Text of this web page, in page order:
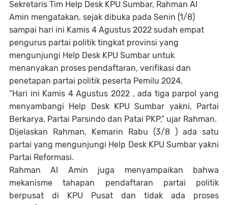
Sekretaris Tim Help Desk KPU Sumbar, Rahman Al
Amin mengatakan, sejak dibuka pada Senin (1/8)
sampai hari ini Kamis 4 Agustus 2022 sudah empat
pengurus partai politik tingkat provinsi yang
mengunjungi Help Desk KPU Sumbar untuk
menanyakan proses pendaftaran, verifikasi dan
penetapan partai politik peserta Pemilu 2024.
“Hari ini Kamis 4 Agustus 2022 , ada tiga parpol yang
menyambangi Help Desk KPU Sumbar yakni, Partai
Berkarya, Partai Parsindo dan Patai PKP,” ujar Rahman.
Dijelaskan Rahman, Kemarin Rabu (3/8 ) ada satu
partai yang mengunjungi Help Desk KPU Sumbar yakni
Partai Reformasi.
Rahman Al Amin juga menyampaikan bahwa
mekanisme tahapan pendaftaran partai politik
berpusat di KPU Pusat dan tidak ada proses